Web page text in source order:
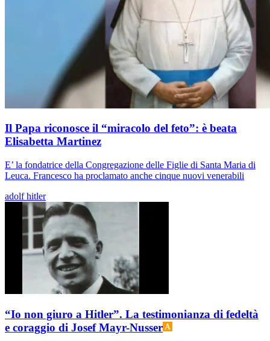
Il Papa riconosce il “miracolo del feto”: è beata
Elisabetta Martinez
E’ la fondatrice della Congregazione delle Figlie di Santa Maria di
Leuca. Francesco ha proclamato anche cinque nuovi venerabili
adolf hitler
“Io non giuro a Hitler”. La testimonianza di fedeltà
e coraggio di Josef Mayr-Nusser